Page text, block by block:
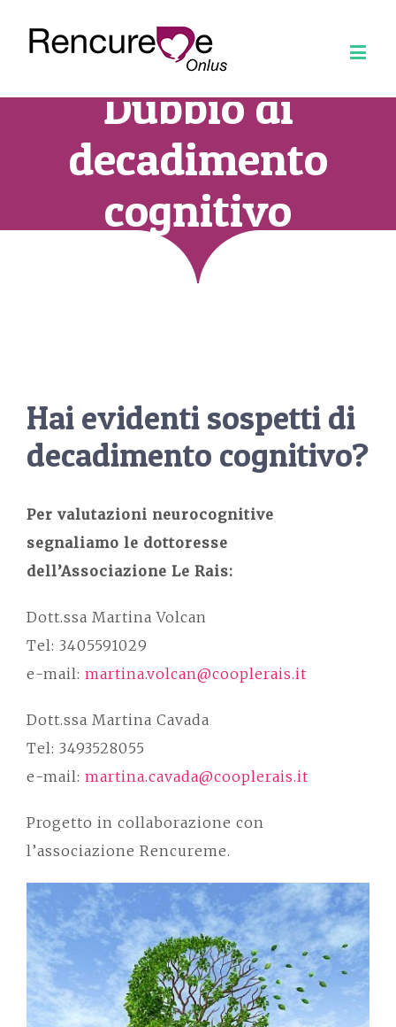
Dubbio di
decadimento
cognitivo
Hai evidenti sospetti di
decadimento cognitivo?
Per valutazioni neurocognitive
segnaliamo le dottoresse
dell’Associazione Le Rais:
Dott.ssa Martina Volcan
Tel: 3405591029
e-mail: martina.volcan@cooplerais.it
Dott.ssa Martina Cavada
Tel: 3493528055
e-mail: martina.cavada@cooplerais.it
Progetto in collaborazione con
l’associazione Rencureme.